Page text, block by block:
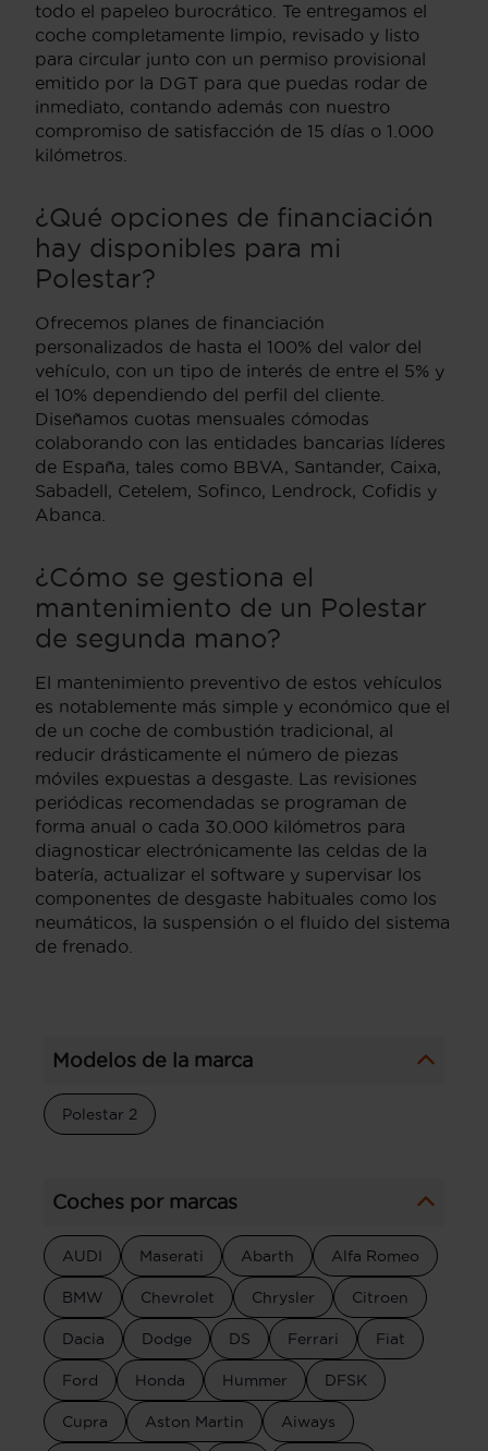
todo el papeleo burocrático. Te entregamos el
coche completamente limpio, revisado y listo
para circular junto con un permiso provisional
emitido por la DGT para que puedas rodar de
inmediato, contando además con nuestro
compromiso de satisfacción de 15 días o 1.000
kilómetros.
¿Qué opciones de financiación
hay disponibles para mi
Polestar?
Ofrecemos planes de financiación
personalizados de hasta el 100% del valor del
vehículo, con un tipo de interés de entre el 5% y
el 10% dependiendo del perfil del cliente.
Diseñamos cuotas mensuales cómodas
colaborando con las entidades bancarias líderes
de España, tales como BBVA, Santander, Caixa,
Sabadell, Cetelem, Sofinco, Lendrock, Cofidis y
Abanca.
¿Cómo se gestiona el
mantenimiento de un Polestar
de segunda mano?
El mantenimiento preventivo de estos vehículos
es notablemente más simple y económico que el
de un coche de combustión tradicional, al
reducir drásticamente el número de piezas
móviles expuestas a desgaste. Las revisiones
periódicas recomendadas se programan de
forma anual o cada 30.000 kilómetros para
diagnosticar electrónicamente las celdas de la
batería, actualizar el software y supervisar los
componentes de desgaste habituales como los
neumáticos, la suspensión o el fluido del sistema
de frenado.
Modelos de la marca
Polestar 2
Coches por marcas
AUDI Maserati Abarth Alfa Romeo
BMW Chevrolet Chrysler Citroen
Dacia Dodge DS Ferrari Fiat
Ford Honda Hummer DFSK
Cupra Aston Martin Aiways